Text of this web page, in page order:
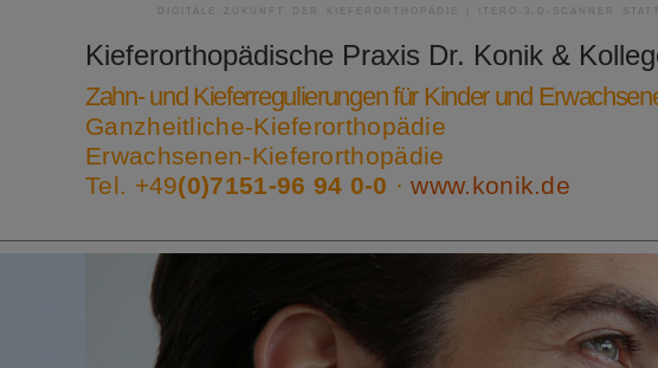
DIGITALE ZUKUNFT DER KIEFERORTHOPÄDIE | ITERO-3-D-SCANNER
Kieferorthopädische Praxis Dr. Konik &
Zahn- und Kieferregulierungen für Kinder und
Ganzheitliche-Kieferorthopädie
Erwachsenen-Kieferorthopädie
Tel. +49(0)7151-96 94 0-0 ·www.konik.de